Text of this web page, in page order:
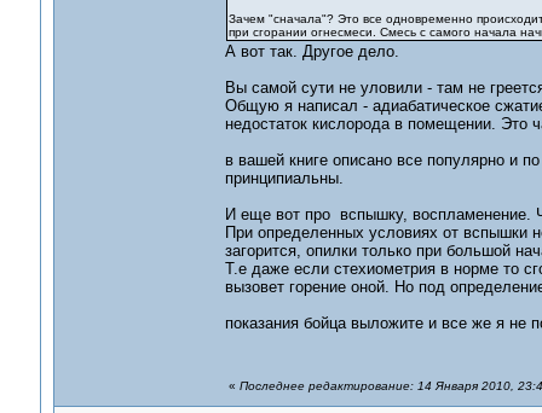
Зачем "сначала"? Это все одновременно
при сгорании огнесмеси. Смесь с самого начала
А вот так. Другое дело.
Вы самой сути не уловили - там не
Общую я написал - адиабатическое
недостаток кислорода в помещении. Это
в вашей книге описано все популярно и
принципиальны.
И еще вот про вспышку, воспламенение.
При определенных условиях от вспышки
загорится, опилки только при большой
Т.е даже если стехиометрия в норме то
вызовет горение оной. Но под
показания бойца выложите и все же я не
« Последнее редактирование: 14 Января 2010,